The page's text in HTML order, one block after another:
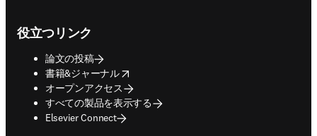
役立つリンク
論文の投稿
書籍&ジャーナル
opens in new tab/window
オープンアクセス
すべての製品を表示する
Elsevier Connect